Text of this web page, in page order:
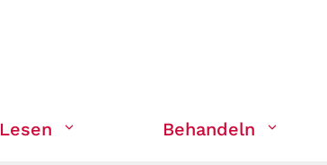
Lesen Behandeln